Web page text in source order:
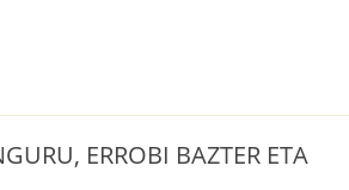
ERROBI BAZTER ETA